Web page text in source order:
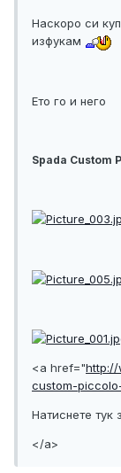
Наскоро си
изфукам
Ето го и него
Spada Custom
<a href="http://
custom-
Натиснете тук
</a>